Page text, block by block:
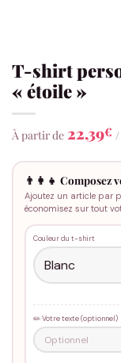
T-shirt
« étoile »
À partir de 22,39€
👨‍👩‍👧 Composez
Ajoutez un article par
économisez sur tout
Couleur du t-shirt
✏️ Votre texte (optionnel)